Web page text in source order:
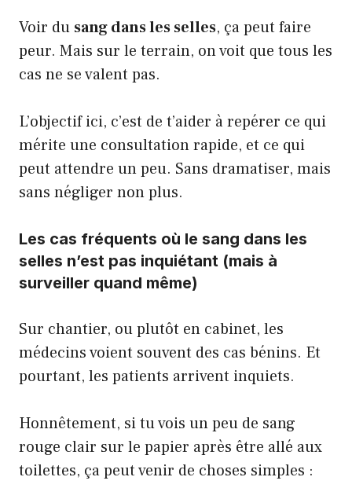
Voir du sang dans les selles, ça peut faire
peur. Mais sur le terrain, on voit que tous les
cas ne se valent pas.
L’objectif ici, c’est de t’aider à repérer ce qui
mérite une consultation rapide, et ce qui
peut attendre un peu. Sans dramatiser, mais
sans négliger non plus.
Les cas fréquents où le sang dans les
selles n’est pas inquiétant (mais à
surveiller quand même)
Sur chantier, ou plutôt en cabinet, les
médecins voient souvent des cas bénins. Et
pourtant, les patients arrivent inquiets.
Honnêtement, si tu vois un peu de sang
rouge clair sur le papier après être allé aux
toilettes, ça peut venir de choses simples :